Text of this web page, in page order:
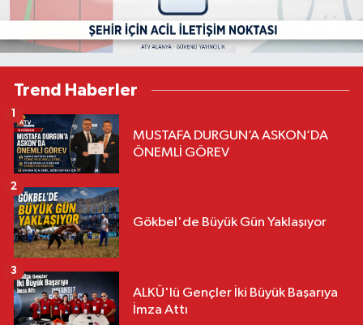
Trend Haberler
MUSTAFA DURGUN’A ASKON’DA
ÖNEMLİ GÖREV
Gökbel'de Büyük Gün Yaklaşıyor
2
ALKÜ'lü Gençler İki Büyük Başarıya
İmza Attı
3